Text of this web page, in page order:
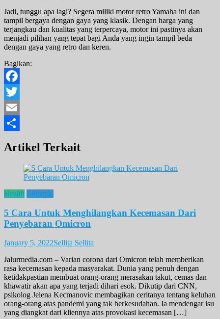
Jadi, tunggu apa lagi? Segera miliki motor retro Yamaha ini dan
tampil bergaya dengan gaya yang klasik. Dengan harga yang
terjangkau dan kualitas yang terpercaya, motor ini pastinya akan
menjadi pilihan yang tepat bagi Anda yang ingin tampil beda
dengan gaya yang retro dan keren.
Bagikan:
Facebook
Twitter
Email
Artikel Terkait
Health Lifestyle
5 Cara Untuk Menghilangkan Kecemasan Dari
Penyebaran Omicron
January 5, 2022Sellita Sellita
Jalurmedia.com – Varian corona dari Omicron telah memberikan
rasa kecemasan kepada masyarakat. Dunia yang penuh dengan
ketidakpastian membuat orang-orang merasakan takut, cemas dan
khawatir akan apa yang terjadi dihari esok. Dikutip dari CNN,
psikolog Jelena Kecmanovic membagikan ceritanya tentang keluhan
orang-orang atas pandemi yang tak berkesudahan. Ia mendengar isu
yang diangkat dari kliennya atas provokasi kecemasan […]